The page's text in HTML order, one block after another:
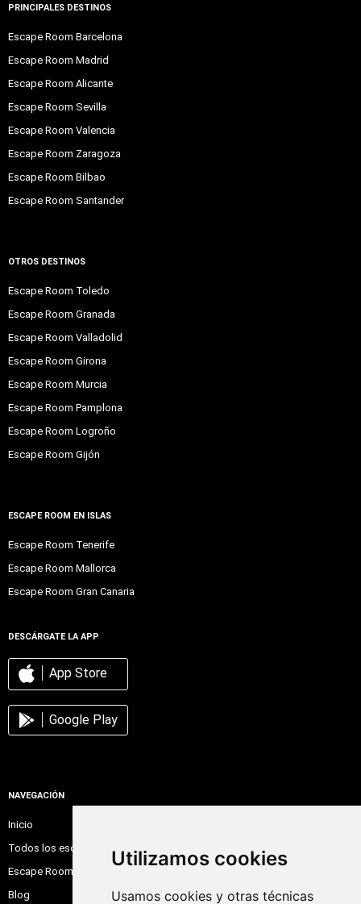
Utilizamos cookies
Usamos cookies y otras técnicas
PRINCIPALES DESTINOS
Escape Room Barcelona
Escape Room Madrid
Escape Room Alicante
Escape Room Sevilla
Escape Room Valencia
Escape Room Zaragoza
Escape Room Bilbao
Escape Room Santander
OTROS DESTINOS
Escape Room Toledo
Escape Room Granada
Escape Room Valladolid
Escape Room Girona
Escape Room Murcia
Escape Room Pamplona
Escape Room Logroño
Escape Room Gijón
ESCAPE ROOM EN ISLAS
Escape Room Tenerife
Escape Room Mallorca
Escape Room Gran Canaria
DESCÁRGATE LA APP
App Store
Google Play
NAVEGACIÓN
Inicio
Todos los escape room
Escape Room Online
Blog